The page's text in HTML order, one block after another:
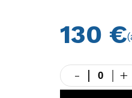
130 €
-
Käytetty
-
+